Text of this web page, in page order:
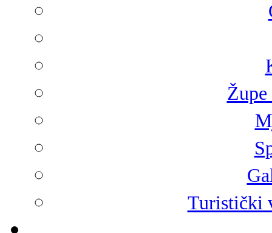
Turistički